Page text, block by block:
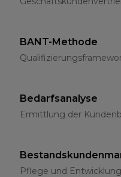
BANT-Methode
Bedarfsanalyse
Ermittlung der
Pflege und